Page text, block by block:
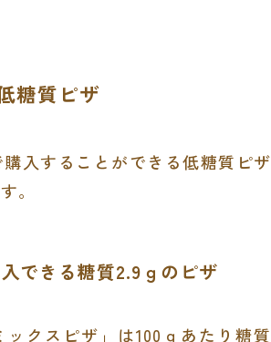
糖質ピザ
入することができる低糖質ピザ
。
できる糖質2.9 ｇのピザ
ックスピザ」は100 ｇあたり糖質